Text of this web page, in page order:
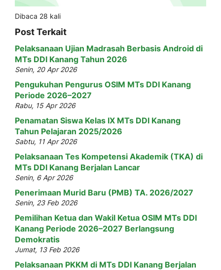
Dibaca 28 kali
Post Terkait
Pelaksanaan Ujian Madrasah Berbasis Android di
MTs DDI Kanang Tahun 2026
Senin, 20 Apr 2026
Pengukuhan Pengurus OSIM MTs DDI Kanang
Periode 2026–2027
Rabu, 15 Apr 2026
Penamatan Siswa Kelas IX MTs DDI Kanang
Tahun Pelajaran 2025/2026
Sabtu, 11 Apr 2026
Pelaksanaan Tes Kompetensi Akademik (TKA) di
MTs DDI Kanang Berjalan Lancar
Senin, 6 Apr 2026
Penerimaan Murid Baru (PMB) TA. 2026/2027
Senin, 23 Feb 2026
Pemilihan Ketua dan Wakil Ketua OSIM MTs DDI
Kanang Periode 2026–2027 Berlangsung
Demokratis
Jumat, 13 Feb 2026
Pelaksanaan PKKM di MTs DDI Kanang Berjalan